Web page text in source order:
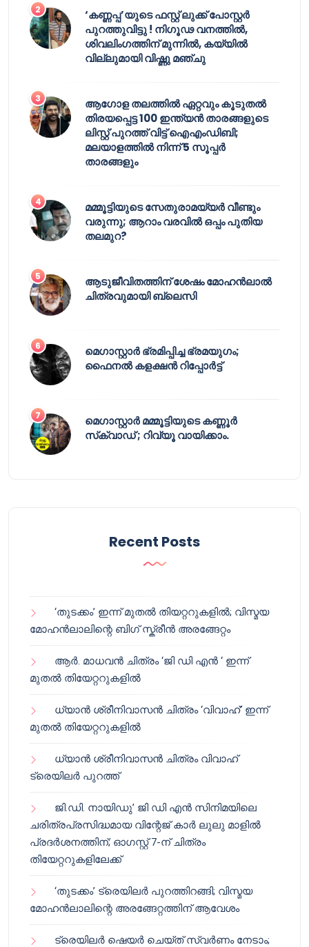
‘കണ്ണപ്പ’യുടെ ഫസ്റ്റ് ലുക്ക് പോസ്റ്റർ
പുറത്തുവിട്ടു ! നിഗൂഢ വനത്തിൽ,
ശിവലിംഗത്തിന് മുന്നിൽ, കയ്യിൽ
വില്ലുമായി വിഷ്ണു മഞ്ചു
ആഗോള തലത്തിൽ ഏറ്റവും കൂടുതൽ
തിരയപ്പെട്ട 100 ഇന്ത്യൻ താരങ്ങളുടെ
ലിസ്റ്റ് പുറത്ത് വിട്ട് ഐഎംഡിബി;
മലയാളത്തിൽ നിന്ന് 5 സൂപ്പർ
താരങ്ങളും
മമ്മൂട്ടിയുടെ സേതുരാമയ്യർ വീണ്ടും
വരുന്നു; ആറാം വരവിൽ ഒപ്പം പുതിയ
തലമുറ?
ആടുജീവിതത്തിന് ശേഷം മോഹൻലാൽ
ചിത്രവുമായി ബ്ലെസി
മെഗാസ്റ്റാർ ഭ്രമിപ്പിച്ച ഭ്രമയുഗം;
ഫൈനൽ കളക്ഷൻ റിപ്പോർട്ട്
മെഗാസ്റ്റാർ മമ്മൂട്ടിയുടെ കണ്ണൂർ
സ്‌ക്വാഡ് ; റിവ്യൂ വായിക്കാം.
Recent Posts
‘തുടക്കം’ ഇന്ന് മുതൽ തിയറ്ററുകളിൽ; വിസ്മയ
മോഹൻലാലിന്റെ ബിഗ് സ്ക്രീൻ അരങ്ങേറ്റം
ആർ. മാധവൻ ചിത്രം ‘ജി ഡി എൻ ‘ ഇന്ന്
മുതൽ തിയേറ്ററുകളിൽ
ധ്യാൻ ശ്രീനിവാസൻ ചിത്രം ‘വിവാഹ്’ ഇന്ന്
മുതൽ തിയേറ്ററുകളിൽ
ധ്യാൻ ശ്രീനിവാസൻ ചിത്രം വിവാഹ്
ട്രെയിലർ പുറത്ത്
ജി.ഡി. നായിഡു’ ജി ഡി എൻ സിനിമയിലെ
ചരിത്രപ്രസിദ്ധമായ വിന്റേജ് കാർ ലുലു മാളിൽ
പ്രദർശനത്തിന്; ഓഗസ്റ്റ് 7-ന് ചിത്രം
തിയേറ്ററുകളിലേക്ക്
‘തുടക്കം’ ട്രെയിലർ പുറത്തിറങ്ങി; വിസ്മയ
മോഹൻലാലിന്റെ അരങ്ങേറ്റത്തിന് ആവേശം
ട്രെയിലർ ഷെയർ ചെയ്‌ത് സ്വർണം നേടാം;